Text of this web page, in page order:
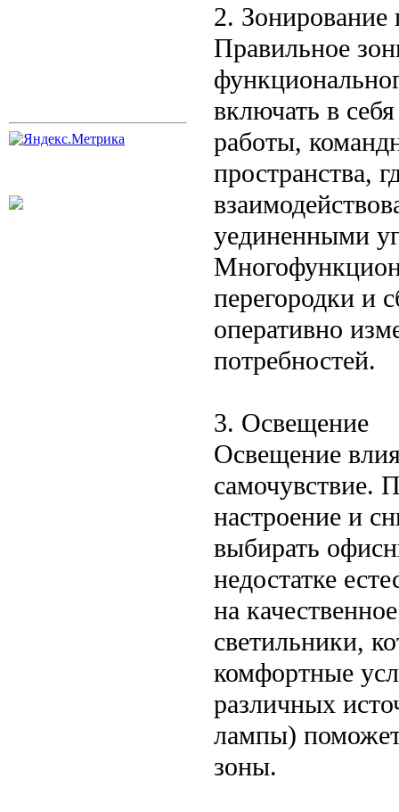
2. Зонирование
Правильное
включать в
работы,
пространства,
уединенными
перегородки и
оперативно
потребностей.
3. Освещение
Освещение
самочувствие.
настроение и
выбирать
недостатке
на
светильники,
комфортные
различных
лампы) поможет
зоны.